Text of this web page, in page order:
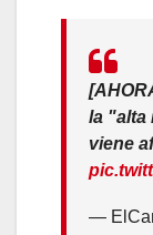
la "alta
viene
—